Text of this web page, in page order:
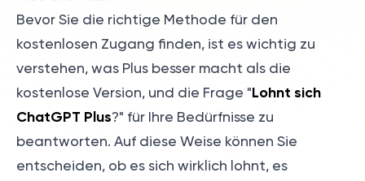
Bevor Sie die richtige Methode für den
kostenlosen Zugang finden, ist es wichtig zu
verstehen, was Plus besser macht als die
kostenlose Version, und die Frage "Lohnt sich
ChatGPT Plus?" für Ihre Bedürfnisse zu
beantworten. Auf diese Weise können Sie
entscheiden, ob es sich wirklich lohnt, es